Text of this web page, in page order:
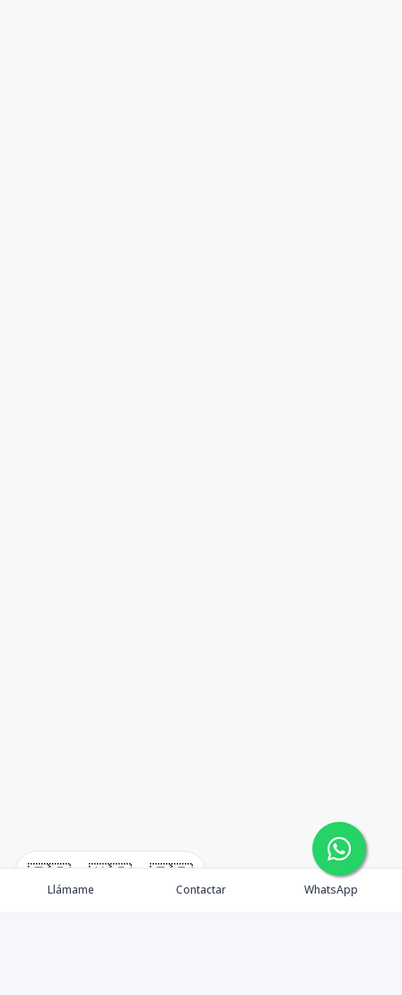
🇪🇸 🇺🇸 🇫🇷
Llámame Contactar WhatsApp